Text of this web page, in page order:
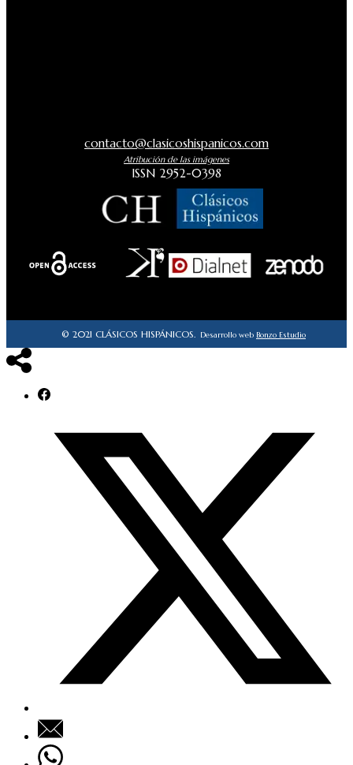
contacto@clasicoshispanicos.com
Atribución de las imágenes
ISSN 2952-0398
© 2021 CLÁSICOS HISPÁNICOS. Desarrollo web Bonzo Estudio